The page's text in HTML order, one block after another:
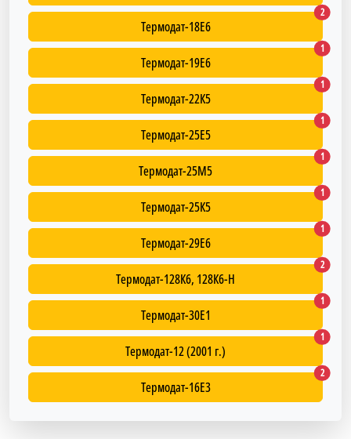
Термодат-18Е6
2
Термодат-19Е6
1
Термодат-22К5
1
Термодат-25Е5
1
Термодат-25М5
1
Термодат-25К5
1
Термодат-29Е6
1
Термодат-128К6, 128К6-H
2
Термодат-30Е1
1
Термодат-12 (2001 г.)
1
Термодат-16Е3
2